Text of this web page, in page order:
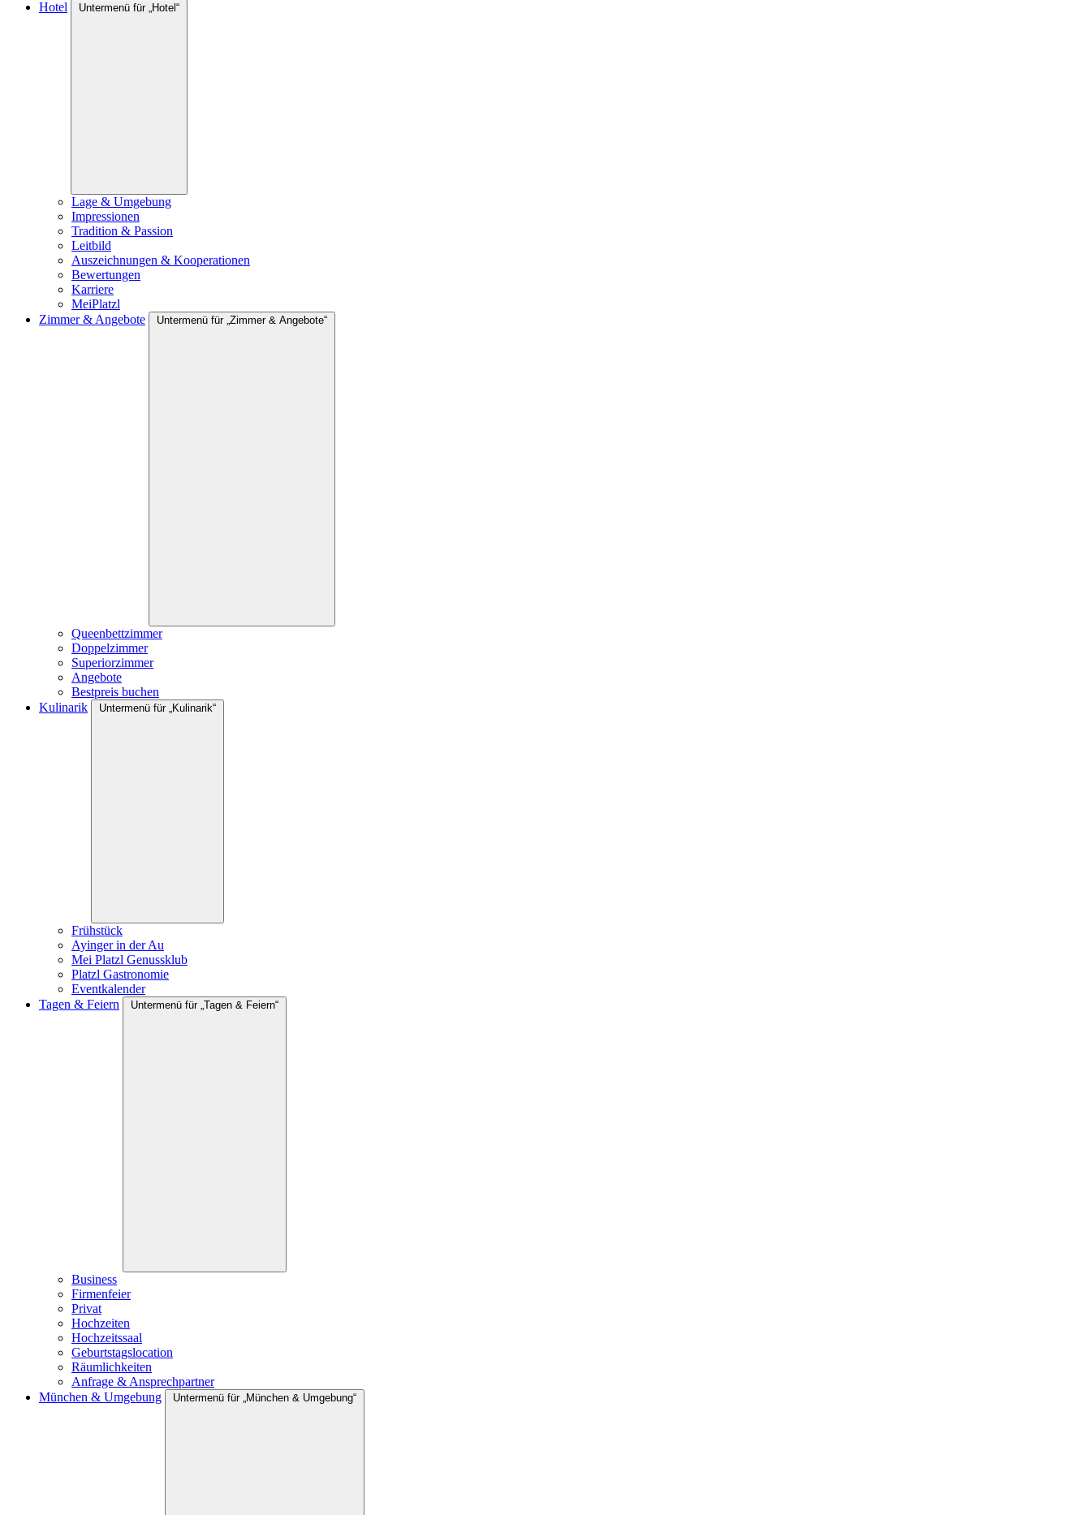
Hotel Untermenü für „Hotel“
Lage & Umgebung
Impressionen
Tradition & Passion
Leitbild
Auszeichnungen & Kooperationen
Bewertungen
Karriere
MeiPlatzl
Zimmer & Angebote
Untermenü für „Zimmer & Angebote“
Queenbettzimmer
Doppelzimmer
Superiorzimmer
Angebote
Bestpreis buchen
Kulinarik
Untermenü für „Kulinarik“
Frühstück
Ayinger in der Au
Mei Platzl Genussklub
Platzl Gastronomie
Eventkalender
Tagen & Feiern
Untermenü für „Tagen & Feiern“
Business
Firmenfeier
Privat
Hochzeiten
Hochzeitssaal
Geburtstagslocation
Räumlichkeiten
Anfrage & Ansprechpartner
München & Umgebung
Untermenü für „München & Umgebung“